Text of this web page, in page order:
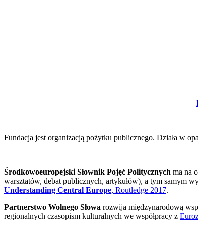
Fundacja jest organizacją pożytku publicznego. Działa w
Środkowoeuropejski Słownik Pojęć Politycznych ma na
warsztatów, debat publicznych, artykułów), a tym samym
Understanding Central Europe, Routledge 2017.
Partnerstwo Wolnego Słowa rozwija międzynarodową
regionalnych czasopism kulturalnych we współpracy z